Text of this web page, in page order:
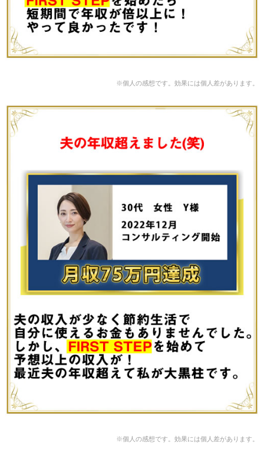
※個人の感想です。効果には個人差があります。
※個人の感想です。効果には個人差があります。